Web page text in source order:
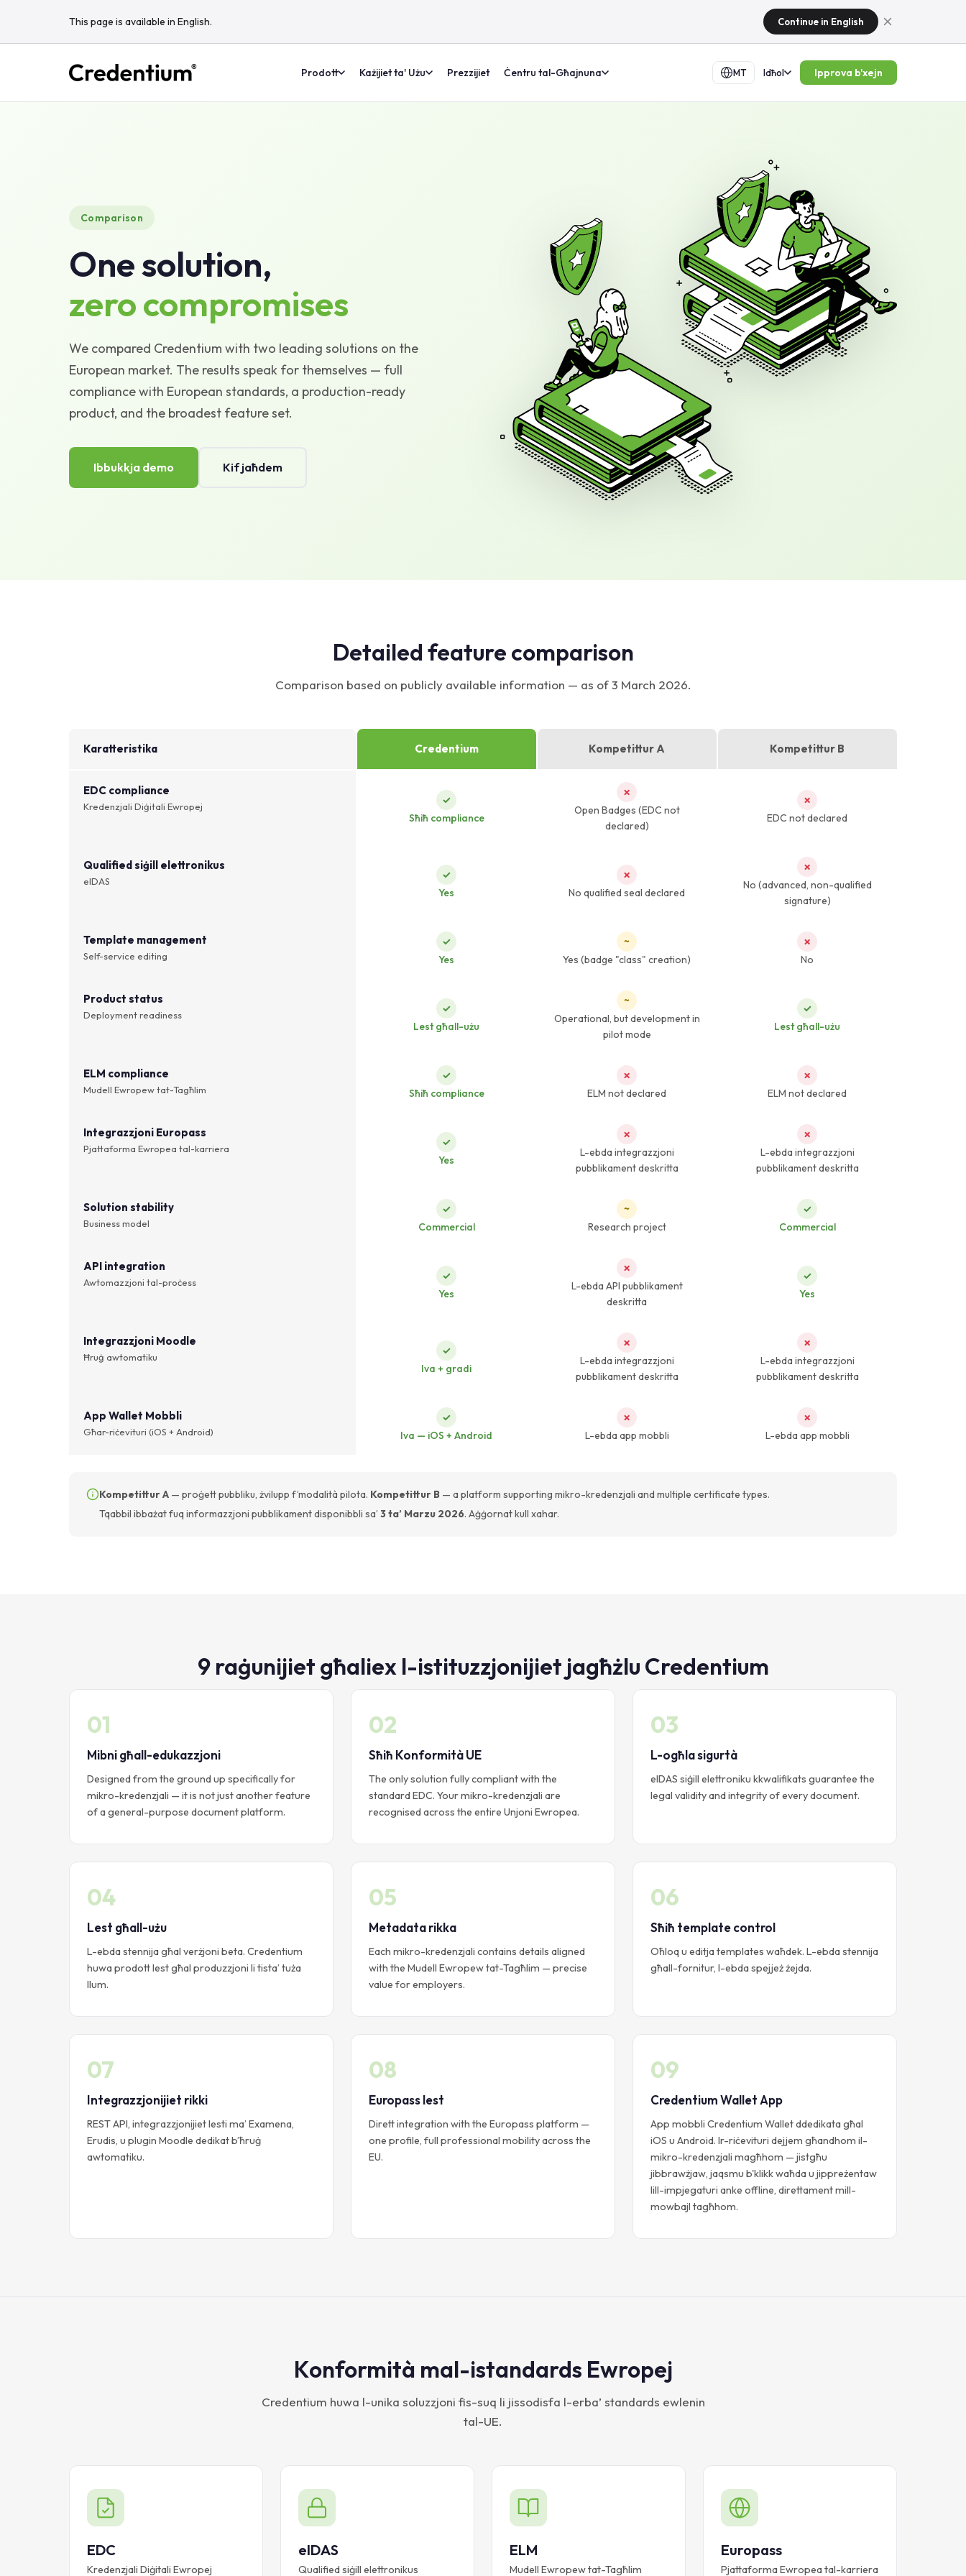
This page is available in English. Continue in English
Prodott Każijiet ta' Użu Prezzijiet Ċentru tal-Għajnuna MT Idħol Ipprova b'xejn
Comparison
One solution,
zero compromises
We compared Credentium with two leading solutions on the
European market. The results speak for themselves — full
compliance with European standards, a production-ready
product, and the broadest feature set.
Ibbukkja demo Kif jaħdem
Detailed feature comparison
Comparison based on publicly available information — as of 3 March 2026.
Karatteristika Credentium Kompetittur A Kompetittur B
EDC compliance
Kredenzjali Diġitali Ewropej
✓
Sħiħ compliance
✗
Open Badges (EDC not
declared)
✗
EDC not declared
Qualified siġill elettronikus
eIDAS
✓
Yes
✗
No qualified seal declared
✗
No (advanced, non-qualified
signature)
Template management
Self-service editing
✓
Yes
~
Yes (badge "class" creation)
✗
No
Product status
Deployment readiness
✓
Lest għall-użu
~
Operational, but development in
pilot mode
✓
Lest għall-użu
ELM compliance
Mudell Ewropew tat-Tagħlim
✓
Sħiħ compliance
✗
ELM not declared
✗
ELM not declared
Integrazzjoni Europass
Pjattaforma Ewropea tal-karriera
✓
Yes
✗
L-ebda integrazzjoni
pubblikament deskritta
✗
L-ebda integrazzjoni
pubblikament deskritta
Solution stability
Business model
✓
Commercial
~
Research project
✓
Commercial
API integration
Awtomazzjoni tal-proċess
✓
Yes
✗
L-ebda API pubblikament
deskritta
✓
Yes
Integrazzjoni Moodle
Ħruġ awtomatiku
✓
Iva + gradi
✗
L-ebda integrazzjoni
pubblikament deskritta
✗
L-ebda integrazzjoni
pubblikament deskritta
App Wallet Mobbli
Għar-riċevituri (iOS + Android)
✓
Iva — iOS + Android
✗
L-ebda app mobbli
✗
L-ebda app mobbli
Kompetittur A — proġett pubbliku, żvilupp f’modalità pilota. Kompetittur B — a platform supporting mikro-kredenzjali and multiple certificate types.
Tqabbil ibbażat fuq informazzjoni pubblikament disponibbli sa’ 3 ta’ Marzu 2026. Aġġornat kull xahar.
9 raġunijiet għaliex l-istituzzjonijiet jagħżlu Credentium
01
Mibni għall-edukazzjoni
Designed from the ground up specifically for
mikro-kredenzjali — it is not just another feature
of a general-purpose document platform.
02
Sħiħ Konformità UE
The only solution fully compliant with the
standard EDC. Your mikro-kredenzjali are
recognised across the entire Unjoni Ewropea.
03
L-ogħla sigurtà
eIDAS siġill elettroniku kkwalifikats guarantee the
legal validity and integrity of every document.
04
Lest għall-użu
L-ebda stennija għal verżjoni beta. Credentium
huwa prodott lest għal produzzjoni li tista’ tuża
llum.
05
Metadata rikka
Each mikro-kredenzjali contains details aligned
with the Mudell Ewropew tat-Tagħlim — precise
value for employers.
06
Sħiħ template control
Oħloq u editja templates waħdek. L-ebda stennija
għall-fornitur, l-ebda spejjeż żejda.
07
Integrazzjonijiet rikki
REST API, integrazzjonijiet lesti ma’ Examena,
Erudis, u plugin Moodle dedikat b’ħruġ
awtomatiku.
08
Europass lest
Dirett integration with the Europass platform —
one profile, full professional mobility across the
EU.
09
Credentium Wallet App
App mobbli Credentium Wallet ddedikata għal
iOS u Android. Ir-riċevituri dejjem għandhom il-
mikro-kredenzjali magħhom — jistgħu
jibbrawżjaw, jaqsmu b'klikk waħda u jippreżentaw
lill-impjegaturi anke offline, direttament mill-
mowbajl tagħhom.
Konformità mal-istandards Ewropej
Credentium huwa l-unika soluzzjoni fis-suq li jissodisfa l-erba’ standards ewlenin
tal-UE.
EDC
Kredenzjali Diġitali Ewropej
eIDAS
Qualified siġill elettronikus
ELM
Mudell Ewropew tat-Tagħlim
Europass
Pjattaforma Ewropea tal-karriera